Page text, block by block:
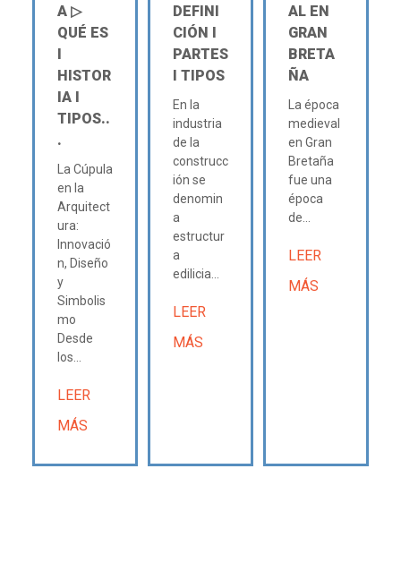
A ▷
QUÉ ES
Ι
HISTOR
IA Ι
TIPOS..
.
La Cúpula
en la
Arquitect
ura:
Innovació
n, Diseño
y
Simbolis
mo
Desde
los...
LEER
MÁS
DEFINI
CIÓN Ι
PARTES
Ι TIPOS
En la
industria
de la
construcc
ión se
denomin
a
estructur
a
edilicia...
LEER
MÁS
AL EN
GRAN
BRETA
ÑA
La época
medieval
en Gran
Bretaña
fue una
época
de...
LEER
MÁS